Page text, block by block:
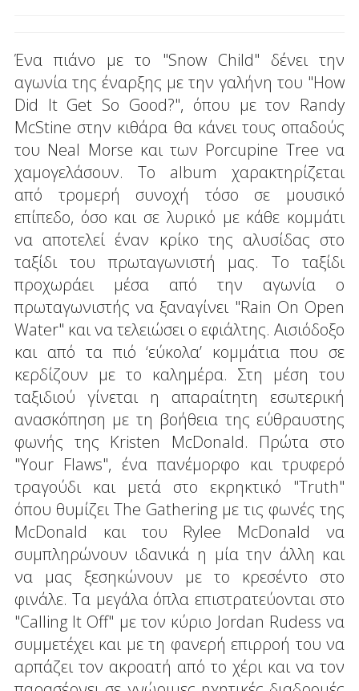
Ένα πιάνο με το "Snow Child" δένει την
αγωνία της έναρξης με την γαλήνη του "How
Did It Get So Good?", όπου με τον Randy
McStine στην κιθάρα θα κάνει τους οπαδούς
του Neal Morse και των Porcupine Tree να
χαμογελάσουν. To album χαρακτηρίζεται
από τρομερή συνοχή τόσο σε μουσικό
επίπεδο, όσο και σε λυρικό με κάθε κομμάτι
να αποτελεί έναν κρίκο της αλυσίδας στο
ταξίδι του πρωταγωνιστή μας. Το ταξίδι
προχωράει μέσα από την αγωνία ο
πρωταγωνιστής να ξαναγίνει "Rain On Open
Water" και να τελειώσει ο εφιάλτης. Αισιόδοξο
και από τα πιό ‘εύκολα’ κομμάτια που σε
κερδίζουν με το καλημέρα. Στη μέση του
ταξιδιού γίνεται η απαραίτητη εσωτερική
ανασκόπηση με τη βοήθεια της εύθραυστης
φωνής της Kristen McDonald. Πρώτα στο
"Your Flaws", ένα πανέμορφο και τρυφερό
τραγούδι και μετά στο εκρηκτικό "Truth"
όπου θυμίζει The Gathering με τις φωνές της
McDonald και του Rylee McDonald να
συμπληρώνουν ιδανικά η μία την άλλη και
να μας ξεσηκώνουν με το κρεσέντο στο
φινάλε. Τα μεγάλα όπλα επιστρατεύονται στο
"Calling It Off" με τον κύριο Jordan Rudess να
συμμετέχει και με τη φανερή επιρροή του να
αρπάζει τον ακροατή από το χέρι και να τον